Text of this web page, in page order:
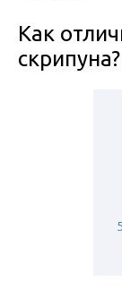
Как
скрипуна?